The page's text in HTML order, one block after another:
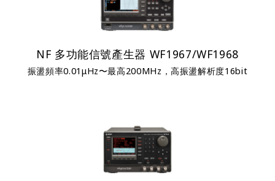
NF 多功能信號產生器 WF1967/WF1968
振盪頻率0.01μHz〜最高200MHz，高振盪解析度16bit